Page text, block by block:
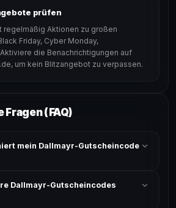
prüfen
regelmäßig Aktionen zu großen
Friday, Cyber Monday,
die Benachrichtigungen auf
um kein Blitzangebot zu verpassen.
(FAQ)
mein Dallmayr-Gutscheincode
nicht für bereits reduzierte Artikel
findest du unter „Details".
Dallmayr-Gutscheincodes